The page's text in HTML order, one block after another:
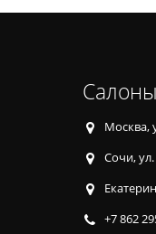
Москва,
Сочи, ул.
+7 862